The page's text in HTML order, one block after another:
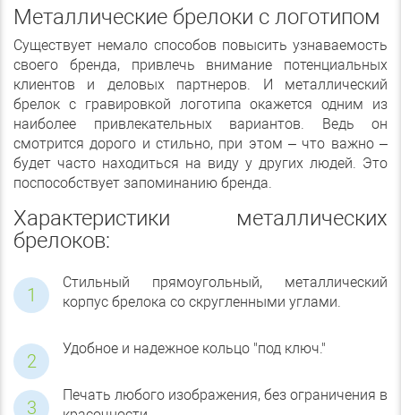
Металлические брелоки с логотипом
Существует немало способов повысить узнаваемость
своего бренда, привлечь внимание потенциальных
клиентов и деловых партнеров. И металлический
брелок с гравировкой логотипа окажется одним из
наиболее привлекательных вариантов. Ведь он
смотрится дорого и стильно, при этом – что важно –
будет часто находиться на виду у других людей. Это
поспособствует запоминанию бренда.
Характеристики металлических
брелоков:
Стильный прямоугольный, металлический
корпус брелока со скругленными углами.
Удобное и надежное кольцо "под ключ."
Печать любого изображения, без ограничения в